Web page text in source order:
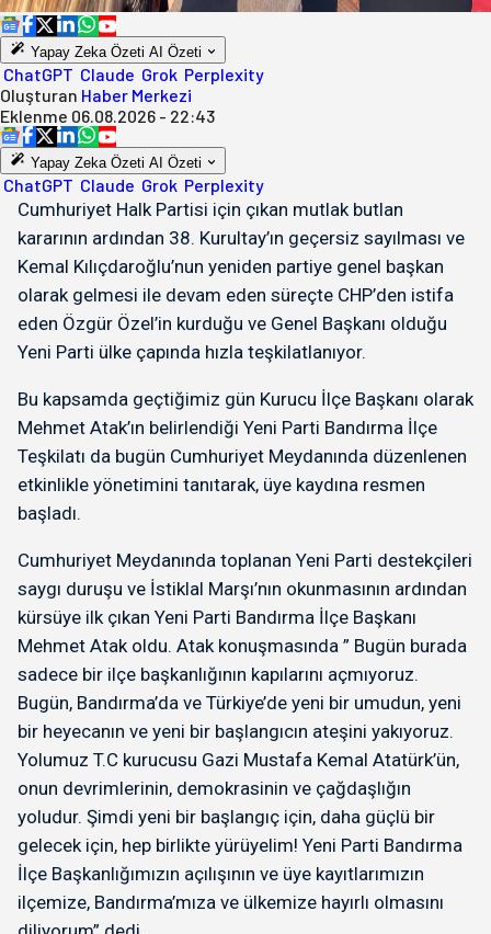
Yapay Zeka Özeti AI Özeti
ChatGPT Claude Grok Perplexity
Oluşturan Haber Merkezi
Eklenme 06.08.2026 - 22:43
Yapay Zeka Özeti AI Özeti
ChatGPT Claude Grok Perplexity
Cumhuriyet Halk Partisi için çıkan mutlak butlan
kararının ardından 38. Kurultay’ın geçersiz sayılması ve
Kemal Kılıçdaroğlu’nun yeniden partiye genel başkan
olarak gelmesi ile devam eden süreçte CHP’den istifa
eden Özgür Özel’in kurduğu ve Genel Başkanı olduğu
Yeni Parti ülke çapında hızla teşkilatlanıyor.
Bu kapsamda geçtiğimiz gün Kurucu İlçe Başkanı olarak
Mehmet Atak’ın belirlendiği Yeni Parti Bandırma İlçe
Teşkilatı da bugün Cumhuriyet Meydanında düzenlenen
etkinlikle yönetimini tanıtarak, üye kaydına resmen
başladı.
Cumhuriyet Meydanında toplanan Yeni Parti destekçileri
saygı duruşu ve İstiklal Marşı’nın okunmasının ardından
kürsüye ilk çıkan Yeni Parti Bandırma İlçe Başkanı
Mehmet Atak oldu. Atak konuşmasında ” Bugün burada
sadece bir ilçe başkanlığının kapılarını açmıyoruz.
Bugün, Bandırma’da ve Türkiye’de yeni bir umudun, yeni
bir heyecanın ve yeni bir başlangıcın ateşini yakıyoruz.
Yolumuz T.C kurucusu Gazi Mustafa Kemal Atatürk’ün,
onun devrimlerinin, demokrasinin ve çağdaşlığın
yoludur. Şimdi yeni bir başlangıç için, daha güçlü bir
gelecek için, hep birlikte yürüyelim! Yeni Parti Bandırma
İlçe Başkanlığımızın açılışının ve üye kayıtlarımızın
ilçemize, Bandırma’mıza ve ülkemize hayırlı olmasını